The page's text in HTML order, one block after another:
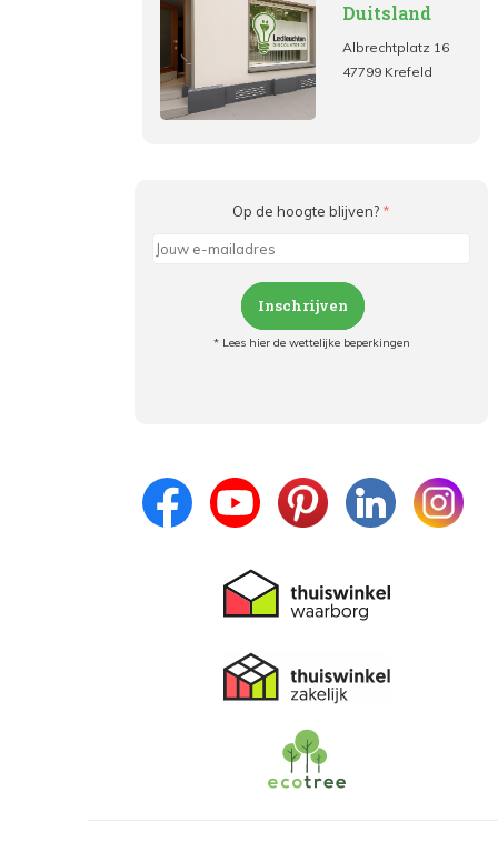
Duitsland
Albrechtplatz 16
47799 Krefeld
Op de hoogte blijven? *
Inschrijven
* Lees hier de wettelijke beperkingen